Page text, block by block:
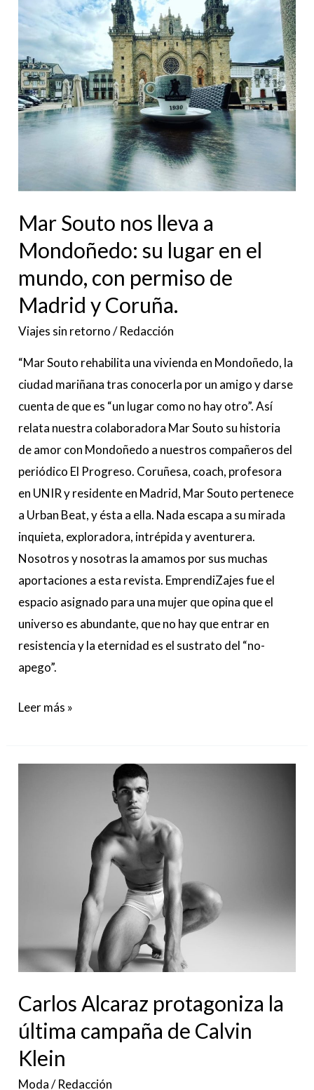
Mar Souto nos lleva a
Mondoñedo: su lugar en el
mundo, con permiso de
Madrid y Coruña.
Viajes sin retorno/Redacción
“Mar Souto rehabilita una vivienda en Mondoñedo, la
ciudad mariñana tras conocerla por un amigo y darse
cuenta de que es “un lugar como no hay otro”. Así
relata nuestra colaboradora Mar Souto su historia
de amor con Mondoñedo a nuestros compañeros del
periódico El Progreso. Coruñesa, coach, profesora
en UNIR y residente en Madrid, Mar Souto pertenece
a Urban Beat, y ésta a ella. Nada escapa a su mirada
inquieta, exploradora, intrépida y aventurera.
Nosotros y nosotras la amamos por sus muchas
aportaciones a esta revista. EmprendiZajes fue el
espacio asignado para una mujer que opina que el
universo es abundante, que no hay que entrar en
resistencia y la eternidad es el sustrato del “no-
apego”.
Souto
nos
lleva
a
Mondoñedo:
su
en
el
con
permiso
de
Madrid
Coruña.
Leer más »
Carlos Alcaraz protagoniza la
última campaña de Calvin
Klein
Moda/Redacción
Klein